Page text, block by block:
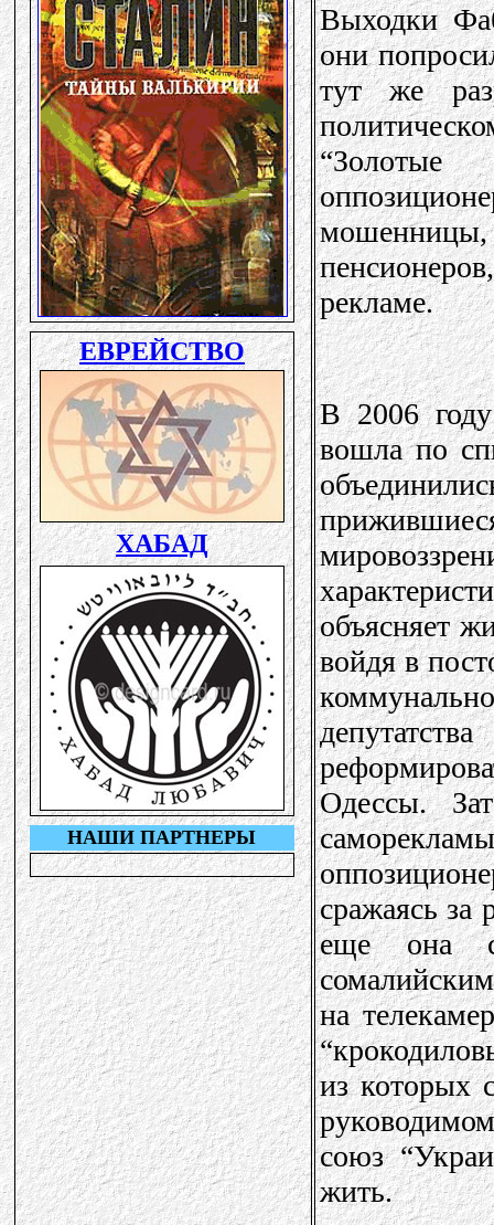
Выходки
они
тут же
рекламе.
В 2006
вошла по
объясняет
войдя в
Одессы.
сражаясь
еще она
на
из которых
союз
жить.